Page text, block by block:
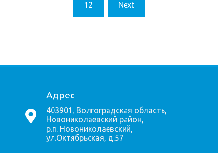
12 Next
Адрес
403901, Волгоградская область,
Новониколаевский район,
р.п. Новониколаевский,
ул.Октябрьская, д.57